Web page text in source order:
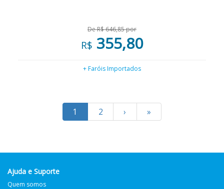
De R$ 646,85 por
R$ 355,80
+ Faróis Importados
1 2 › »
Ajuda e Suporte
Quem somos